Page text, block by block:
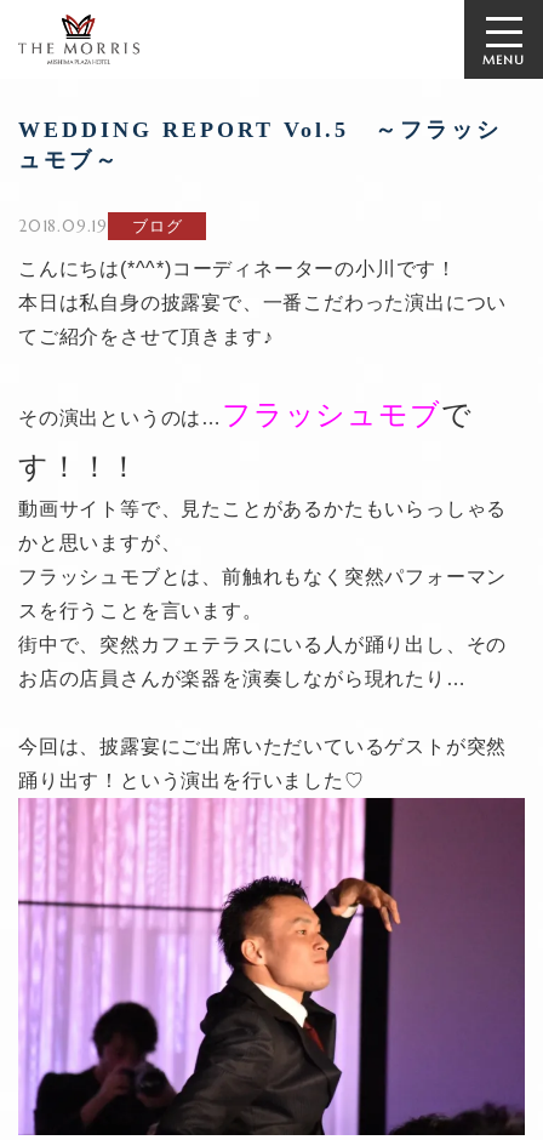
MENU
WEDDING REPORT Vol.5 ～フラッシ
ュモブ～
2018.09.19 ブログ
こんにちは(*^^*)コーディネーターの小川です！
本日は私自身の披露宴で、一番こだわった演出につい
てご紹介をさせて頂きます♪
その演出というのは… フラッシュモブで
す！！！
動画サイト等で、見たことがあるかたもいらっしゃる
かと思いますが、
フラッシュモブとは、前触れもなく突然パフォーマン
スを行うことを言います。
街中で、突然カフェテラスにいる人が踊り出し、その
お店の店員さんが楽器を演奏しながら現れたり…
今回は、披露宴にご出席いただいているゲストが突然
踊り出す！という演出を行いました♡